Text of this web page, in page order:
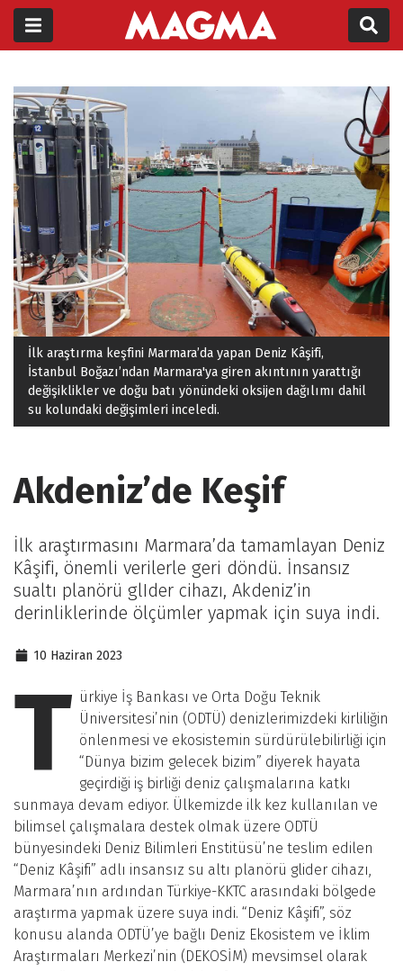
İlk araştırma keşfini Marmara’da yapan Deniz Kâşifi,
İstanbul Boğazı’ndan Marmara'ya giren akıntının yarattığı
değişiklikler ve doğu batı yönündeki oksijen dağılımı dahil
su kolundaki değişimleri inceledi.
Akdeniz’de Keşif
İlk araştırmasını Marmara’da tamamlayan Deniz
Kâşifi, önemli verilerle geri döndü. İnsansız
sualtı planörü glIder cihazı, Akdeniz’in
derinliklerinde ölçümler yapmak için suya indi.
10 Haziran 2023
T ürkiye İş Bankası ve Orta Doğu Teknik
Üniversitesi’nin (ODTÜ) denizlerimizdeki kirliliğin
önlenmesi ve ekosistemin sürdürülebilirliği için
“Dünya bizim gelecek bizim” diyerek hayata
geçirdiği iş birliği deniz çalışmalarına katkı
sunmaya devam ediyor. Ülkemizde ilk kez kullanılan ve
bilimsel çalışmalara destek olmak üzere ODTÜ
bünyesindeki Deniz Bilimleri Enstitüsü’ne teslim edilen
“Deniz Kâşifi” adlı insansız su altı planörü glider cihazı,
Marmara’nın ardından Türkiye-KKTC arasındaki bölgede
araştırma yapmak üzere suya indi. “Deniz Kâşifi”, söz
konusu alanda ODTÜ’ye bağlı Deniz Ekosistem ve İklim
Araştırmaları Merkezi’nin (DEKOSİM) mevsimsel olarak